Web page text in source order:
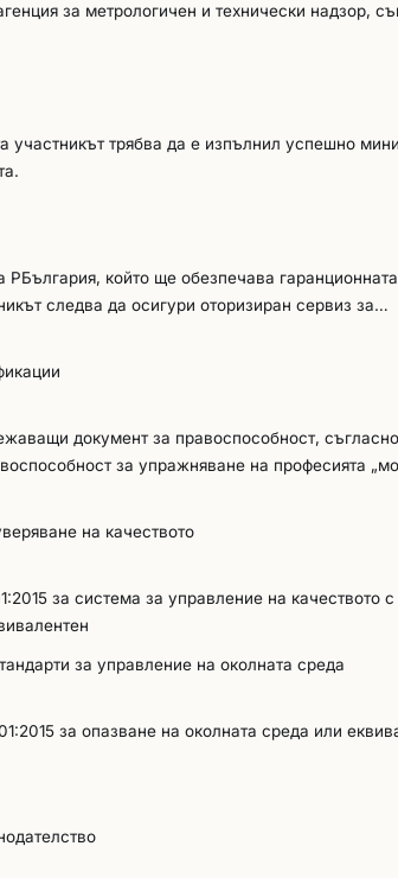
за метрологичен и технически надзор,
документ – приложим за
участникът трябва да е изпълнил успешно
РБългария, който ще обезпечава гаранционната
обезпечава гаранционната отговорност за
документ за правоспособност, съгласно
за упражняване на професията
лица – еквивалентен документ,
на качеството
за система за управление на качеството с
за управление на околната среда
за опазване на околната среда или